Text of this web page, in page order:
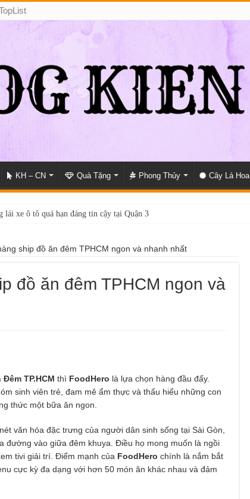
KH – CN Quà Tặng Phong Thủy Cây Lá Hoa
lái xe ô tô quá hạn đáng tin cậy tại Quận 3
thi giấy phép lái xe hạng A (A2 cũ), A1 uy tín tại Hồ Chí Minh?
ship đồ ăn đêm TPHCM ngon và nhanh nhất
đồ ăn đêm TPHCM ngon và
TP.HCM thì FoodHero là lựa chọn hàng đầu đấy.
sinh viên trẻ, đam mê ẩm thực và thấu hiểu những con
thức một bữa ăn ngon.
văn hóa đặc trưng của người dân sinh sống tại Sài Gòn,
đường vào giữa đêm khuya. Điều họ mong muốn là ngồi
tivi giải trí. Điểm mạnh của FoodHero chính là nắm bắt
cực kỳ đa dạng với hơn 50 món ăn khác nhau và đảm